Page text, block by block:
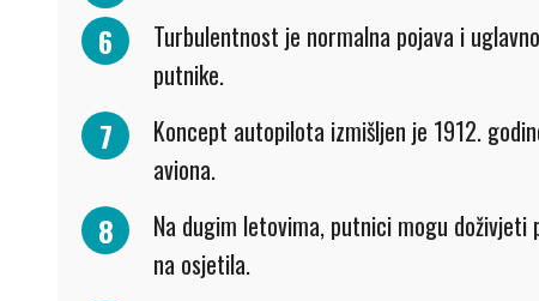
Turbulentnost je normalna pojava i
putnike.
Koncept autopilota izmišljen je 1912.
aviona.
Na dugim letovima, putnici mogu
na osjetila.